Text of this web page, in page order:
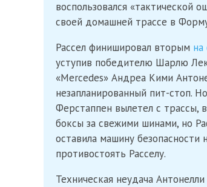
воспользовался «тактической
своей домашней трассе в
Рассел финишировал вторым
уступив победителю Шарлю
«Mercedes» Андреа Кими
незапланированный пит-стоп.
Ферстаппен вылетел с трассы,
боксы за свежими шинами, но
оставила машину
противостоять Расселу.
Техническая неудача